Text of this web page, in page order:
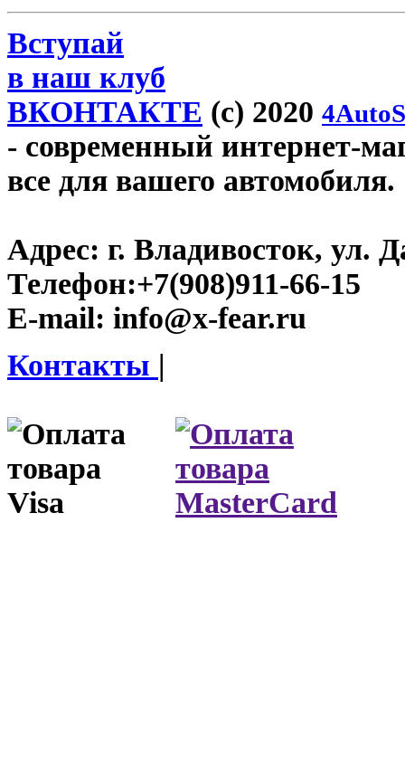
Вступай
в наш клуб
ВКОНТАКТЕ (c) 2020
- современный интернет-
все для вашего автомобиля.
Адрес: г. Владивосток, ул.
Телефон:+7(908)911-66-15
E-mail: info@x-fear.ru
Контакты |